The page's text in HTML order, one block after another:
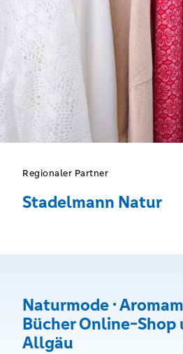
Regionaler Partner
Stadelmann Natur
Naturmode ·
Bücher Online-Shop
Allgäu